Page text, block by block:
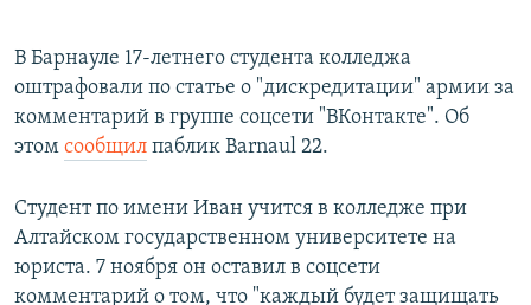
Все сайты РСЕ/РС
В Барнауле 17-летнего студента колледжа
оштрафовали по статье о "дискредитации" армии за
комментарий в группе соцсети "ВКонтакте". Об
этом сообщил паблик Barnaul 22.
Студент по имени Иван учится в колледже при
Алтайском государственном университете на
юриста. 7 ноября он оставил в соцсети
комментарий о том, что "каждый будет защищать